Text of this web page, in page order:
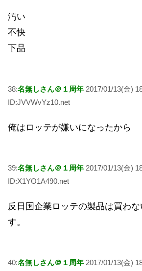
汚い
不快
下品
38:名無しさん＠１周年 2017/01/13(金)
ID:JVVWvYz10.net
俺はロッテが嫌いになったから
39:名無しさん＠１周年 2017/01/13(金)
ID:X1YO1A490.net
反日国企業ロッテの製品は買わ
す。
40:名無しさん＠１周年 2017/01/13(金)